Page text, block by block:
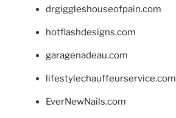
drgiggleshouseofpain.com
hotflashdesigns.com
garagenadeau.com
lifestylechauffeurservice.com
EverNewNails.com